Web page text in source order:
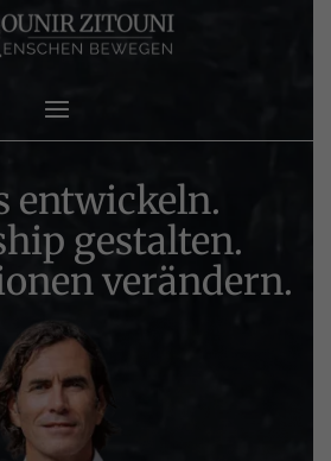
entwickeln.
gestalten.
verändern.